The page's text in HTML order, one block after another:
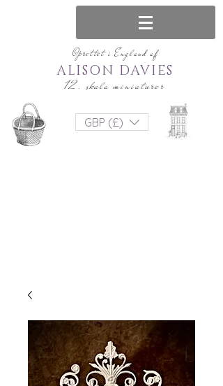
Oprettet i England af
12. skala miniaturer
ALISON DAVIES
GBP (£)